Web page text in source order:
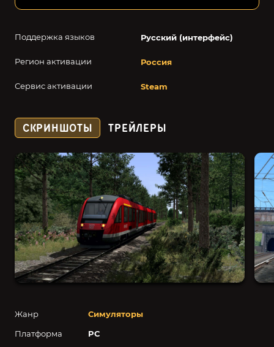
Поддержка языков Русский (интерфейс)
Регион активации Россия
Сервис активации Steam
Жанр
Симуляторы
Платформа
PC
СКРИНШОТЫ ТРЕЙЛЕРЫ